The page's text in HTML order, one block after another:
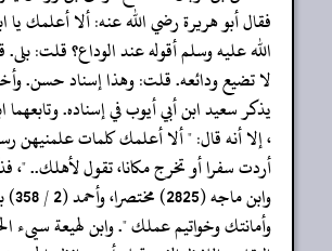
‏‏‏‏فقال أبو هريرة رضي الله عنه: ألا أعلمك
‏‏‏‏الله عليه وسلم أقوله عند الوداع؟ قلت:
‏‏‏‏لا تضيع ودائعه. قلت: وهذا إسناد حسن. وأخرجه أحمد
‏‏‏‏يذكر سعيد ابن أبي أيوب في إسناده.
‏‏‏‏، إلا أنه قال: " ألا أعلمك كلمات علمنيهن
‏‏‏‏أردت سفرا أو تخرج مكانا، تقول لأهلك.. "،
‏‏‏‏وابن ماجه (2825) مختصرا، وأحمد (2 / 358) بلفظ: " أستودع الله دينك
‏‏‏‏وأمانتك وخواتيم عملك ". وابن لهيعة سيىء